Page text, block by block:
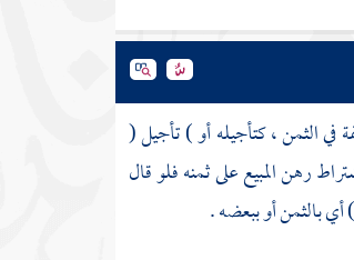
الثمن ، كتأجيله أو ) تأجيل (
رهن المبيع على ثمنه فلو قال
بالثمن أو ببعضه .